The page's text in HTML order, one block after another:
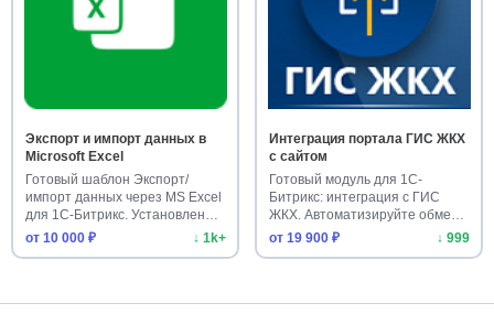
Экспорт и импорт данных в
Microsoft Excel
Готовый шаблон Экспорт/
импорт данных через MS Excel
для 1С-Битрикс. Установлен
б…
от 10 000 ₽ ↓ 1k+
Интеграция портала ГИС ЖКХ
с сайтом
Готовый модуль для 1С-
Битрикс: интеграция с ГИС
ЖКХ. Автоматизируйте обмен
данны…
от 19 900 ₽ ↓ 999